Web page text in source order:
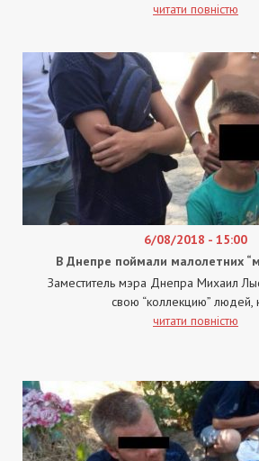
читати повністю
6/08/2018 - 15:00
В Днепре поймали малолетних
Заместитель мэра Днепра Михаил
свою “коллекцию” людей,
читати повністю